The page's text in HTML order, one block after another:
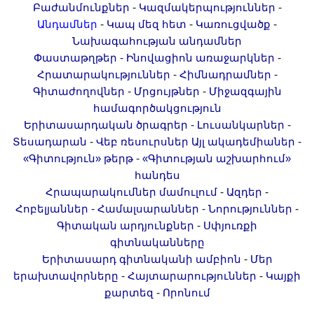
Երիտասարդ գիտնականի
ամբիոն
Մեր երախտավորները
Հայտարարություններ
Կայքի քարտեզ
Բաժանմունքներ - Կազմակերպություններ -
Անդամներ - Կապ մեզ հետ - Կառուցվածք -
Նախագահության անդամներ
Փաստաթղթեր - Ինովացիոն առաջարկներ -
Հրատարակություններ - Հիմնադրամներ -
Գիտաժողովներ - Մրցույթներ - Միջազգային
համագործակցություն
Երիտասարդական ծրագրեր - Լուսանկարներ -
Տեսադարան - Վեբ ռեսուրսներ Այլ ակադեմիաներ -
«Գիտություն» թերթ - «Գիտության աշխարհում»
հանդես
Հրապարակումներ մամուլում - Ազդեր -
Հոբելյաններ - Համալսարաններ - Նորություններ -
Գիտական արդյունքներ - Սփյուռքի
գիտնականները
Երիտասարդ գիտնականի ամբիոն - Մեր
երախտավորները - Հայտարարություններ - Կայքի
քարտեզ - Որոնում